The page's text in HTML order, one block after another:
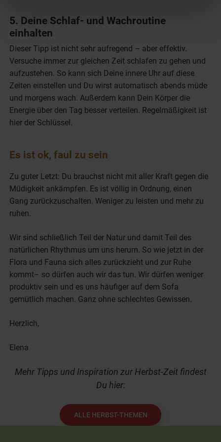
5. Deine Schlaf- und Wachroutine
einhalten
Dieser Tipp ist nicht sehr aufregend – aber effektiv.
Versuche immer zur gleichen Zeit schlafen zu gehen und
aufzustehen. So kann sich Deine innere Uhr auf diese
Zeiten einstellen und Du wirst automatisch abends müde
und morgens wach. Außerdem kann Dein Körper die
Energie über den Tag besser verteilen. Regelmäßigkeit ist
hier der Schlüssel.
Es ist ok, faul zu sein
Zu guter Letzt: Du brauchst nicht mit aller Kraft gegen die
Müdigkeit ankämpfen. Es ist völlig in Ordnung, einen
Gang zurückzuschalten. Weniger zu leisten und mehr zu
ruhen.
Wir sind schließlich Teil der Natur und damit Teil des
natürlichen Rhythmus um uns herum. So wie jetzt in der
Flora und Fauna sich alles zurückzieht und zur Ruhe
kommt– so dürfen auch wir das tun. Wir dürfen weniger
produktiv sein und es uns häufiger auf dem Sofa
gemütlich machen. Ganz ohne schlechtes Gewissen.
Herzlich,
Elena
Mehr Tipps und Inspiration zur Herbst-Zeit findest
Du hier:
ALLE HERBST-THEMEN